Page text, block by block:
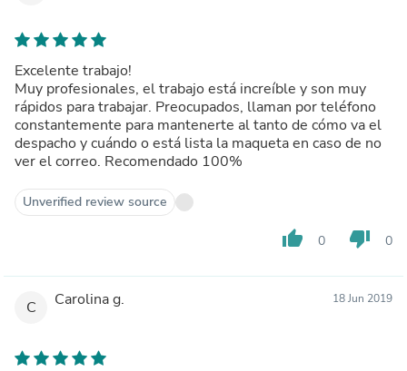
Excelente trabajo!
Muy profesionales, el trabajo está increíble y son muy
rápidos para trabajar. Preocupados, llaman por teléfono
constantemente para mantenerte al tanto de cómo va el
despacho y cuándo o está lista la maqueta en caso de no
ver el correo. Recomendado 100%
Unverified review source
thumb_up 0 thumb_down 0
C Carolina g. 18 Jun 2019